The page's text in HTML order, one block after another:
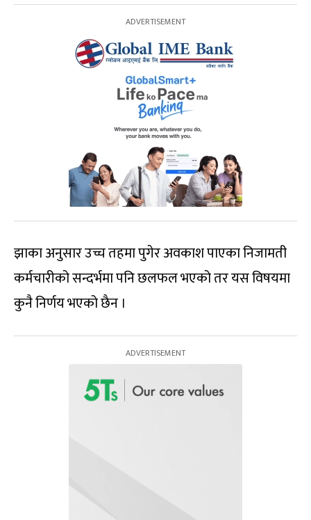
झाका अनुसार उच्च तहमा पुगेर अवकाश पाएका निजामती
कर्मचारीको सन्दर्भमा पनि छलफल भएको तर यस विषयमा
कुनै निर्णय भएको छैन ।